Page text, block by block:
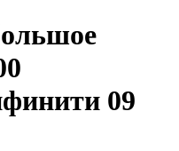
09